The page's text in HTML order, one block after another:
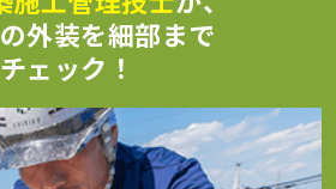
外装を細部まで
チェック！